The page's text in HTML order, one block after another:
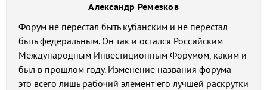
Александр Ремезков
Форум не перестал быть кубанским и не перестал
быть федеральным. Он так и остался Российским
Международным Инвестиционным Форумом, каким и
был в прошлом году. Изменение названия форума -
это всего лишь рабочий элемент его лучшей раскрутки